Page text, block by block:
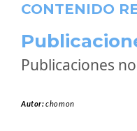
CONTENIDO
Publicaciones
Autor:chomon